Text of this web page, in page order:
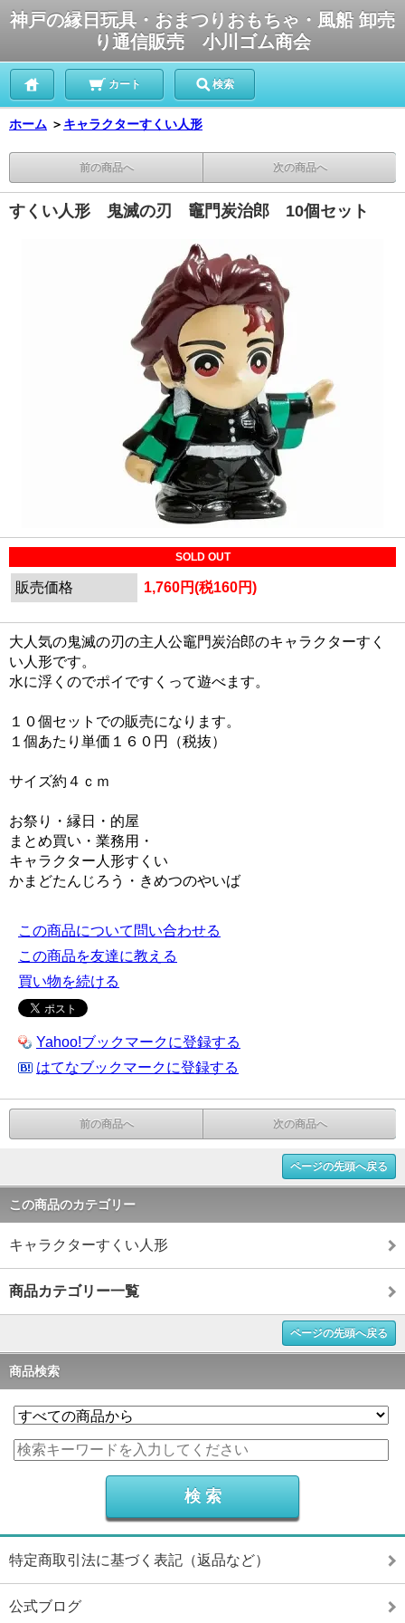
神戸の縁日玩具・おまつりおもちゃ・風船 卸売
り通信販売 小川ゴム商会
カート 検索
ホーム ＞ キャラクターすくい人形
前の商品へ 次の商品へ
すくい人形 鬼滅の刃 竈門炭治郎 10個セット
SOLD OUT
販売価格 1,760円(税160円)
大人気の鬼滅の刃の主人公竈門炭治郎のキャラクターすく
い人形です。
水に浮くのでポイですくって遊べます。
１０個セットでの販売になります。
１個あたり単価１６０円（税抜）
サイズ約４ｃｍ
お祭り・縁日・的屋
まとめ買い・業務用・
キャラクター人形すくい
かまどたんじろう・きめつのやいば
この商品について問い合わせる
この商品を友達に教える
買い物を続ける
Yahoo!ブックマークに登録する
はてなブックマークに登録する
前の商品へ 次の商品へ
ページの先頭へ戻る
この商品のカテゴリー
キャラクターすくい人形
商品カテゴリー一覧
ページの先頭へ戻る
商品検索
特定商取引法に基づく表記（返品など）
公式ブログ